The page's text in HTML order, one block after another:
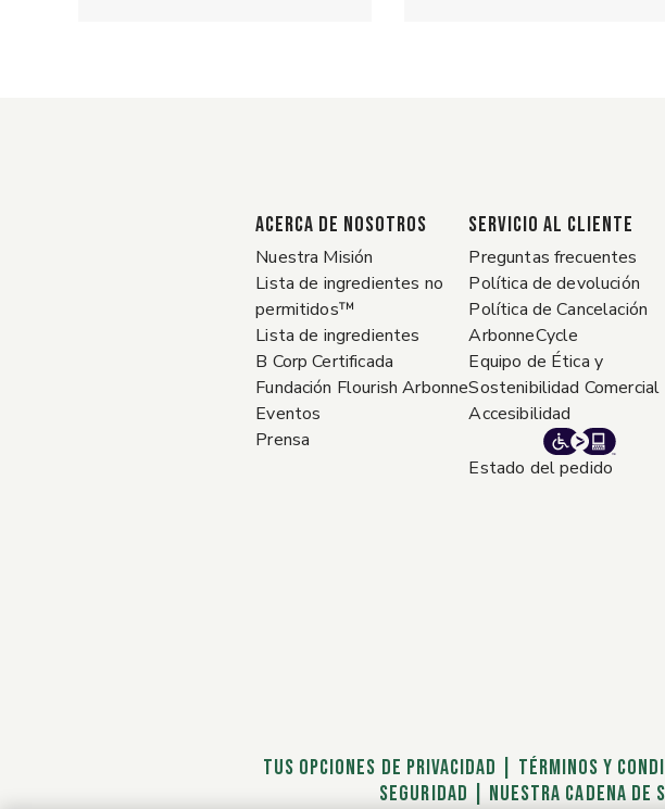
ACERCA DE NOSOTROS
Nuestra Misión
Lista de ingredientes no
permitidos™
Lista de ingredientes
B Corp Certificada
Fundación Flourish Arbonne
Eventos
Prensa
SERVICIO AL CLIENTE
Preguntas frecuentes
Política de devolución
Política de Cancelación
ArbonneCycle
Equipo de Ética y
Sostenibilidad Comercial
Accesibilidad
Estado del pedido
TUS OPCIONES DE PRIVACIDAD TÉRMINOS Y
SEGURIDAD
NUESTRA CADENA DE